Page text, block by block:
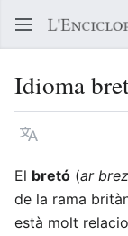
Idioma
Llegir en un
El bretó (ar
de la rama
està molt